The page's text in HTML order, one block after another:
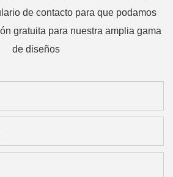
de contacto para que podamos
gratuita para nuestra amplia gama
de diseños